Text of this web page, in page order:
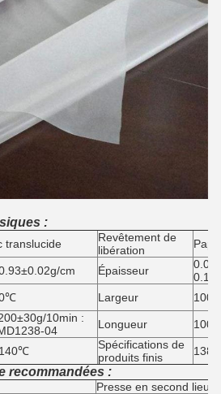
:
translucide
Revêtement de
libération
cm Épaisseur
Largeur
10min :
04
Longueur
100
Spécifications de
produits finis
recommandées :
Presse en second lieu